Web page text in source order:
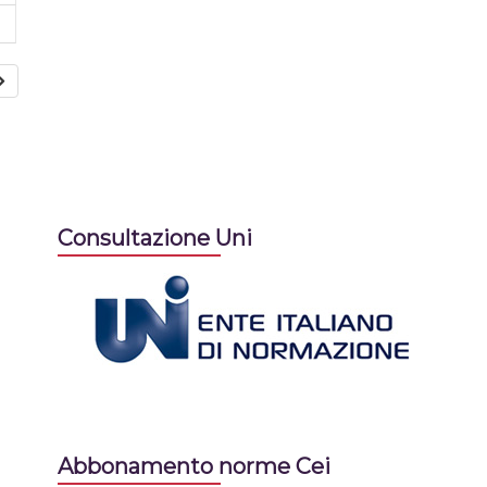
Consultazione Uni
Abbonamento norme Cei